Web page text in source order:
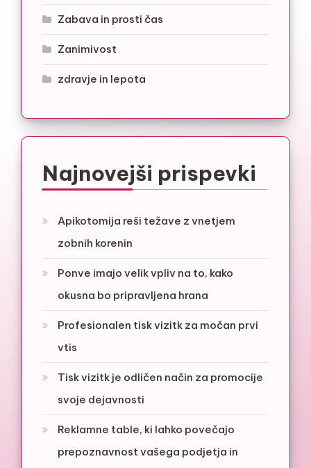
Zabava in prosti čas
Zanimivost
zdravje in lepota
Najnovejši prispevki
Apikotomija reši težave z vnetjem
zobnih korenin
Ponve imajo velik vpliv na to, kako
okusna bo pripravljena hrana
Profesionalen tisk vizitk za močan prvi
vtis
Tisk vizitk je odličen način za promocije
svoje dejavnosti
Reklamne table, ki lahko povečajo
prepoznavnost vašega podjetja in